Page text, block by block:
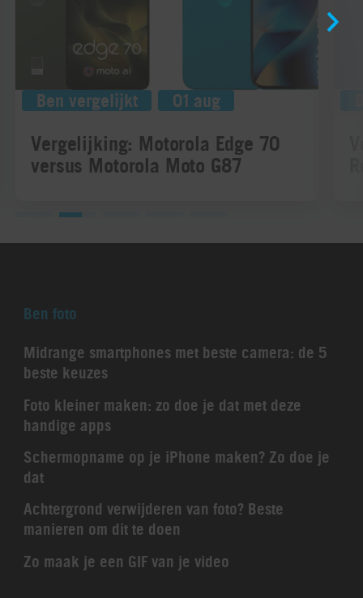
Ben vergelijkt 01 aug
Vergelijking: Motorola Edge 70
versus Motorola Moto G87
Ben foto
Midrange smartphones met beste camera: de 5
beste keuzes
Foto kleiner maken: zo doe je dat met deze
handige apps
Schermopname op je iPhone maken? Zo doe je
dat
Achtergrond verwijderen van foto? Beste
manieren om dit te doen
Zo maak je een GIF van je video